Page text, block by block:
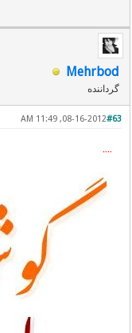
Mehrbod
گرداننده
#63
08-16-2012, 11:49 AM
٭٭٭٭